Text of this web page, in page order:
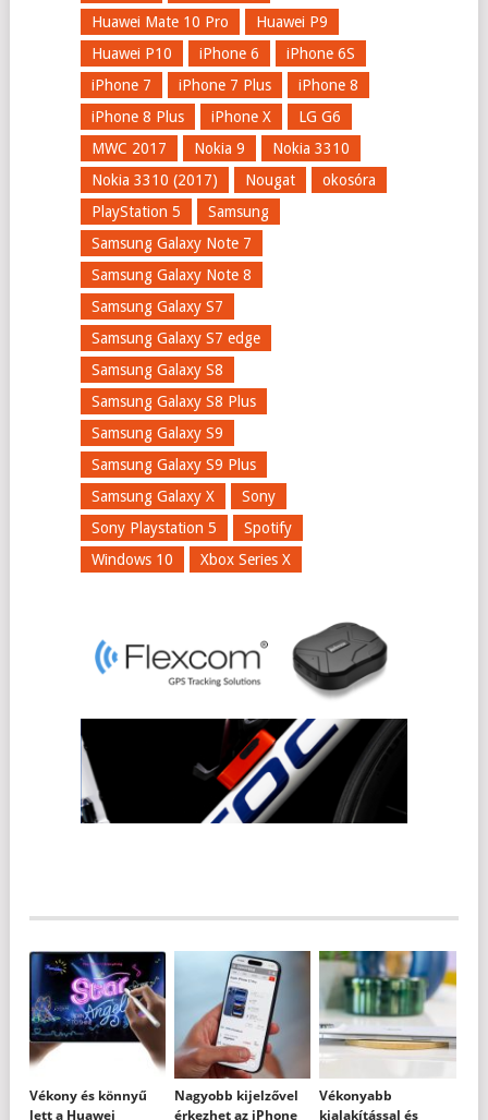
Huawei Mate 10 Pro
Huawei P9
Huawei P10
iPhone 6
iPhone 6S
iPhone 7
iPhone 7 Plus
iPhone 8
iPhone 8 Plus
iPhone X
LG G6
MWC 2017
Nokia 9
Nokia 3310
Nokia 3310 (2017)
Nougat
okosóra
PlayStation 5
Samsung
Samsung Galaxy Note 7
Samsung Galaxy Note 8
Samsung Galaxy S7
Samsung Galaxy S7 edge
Samsung Galaxy S8
Samsung Galaxy S8 Plus
Samsung Galaxy S9
Samsung Galaxy S9 Plus
Samsung Galaxy X
Sony
Sony Playstation 5
Spotify
Windows 10
Xbox Series X
Vékony és könnyű
lett a Huawei
Nagyobb kijelzővel
érkezhet az iPhone
Vékonyabb
kialakítással és